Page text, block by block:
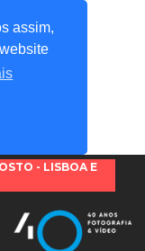
assim,
- LISBOA E